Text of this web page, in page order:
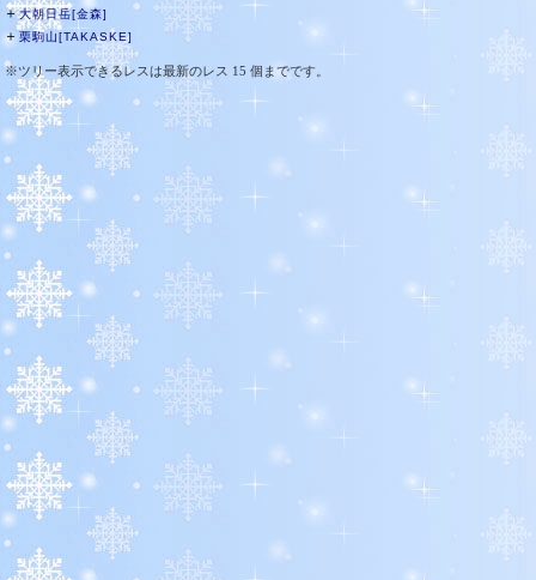
＋大朝日岳[金森]
＋ 栗駒山[TAKASKE]
※ツリー表示できるレスは最新のレス 15 個までです。